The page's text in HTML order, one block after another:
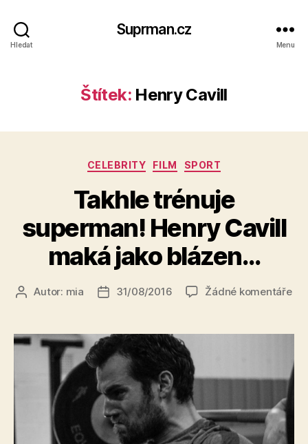
Hledat
Suprman.cz
Menu
Štítek: Henry Cavill
Rubriky
CELEBRITY FILM SPORT
Takhle trénuje
superman! Henry Cavill
maká jako blázen…
AutorAutor: mia
Datum
31/08/2016 Žádné komentářeu